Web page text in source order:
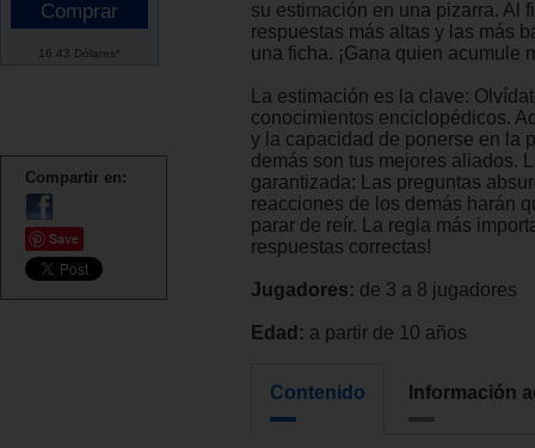
16.43 Dólares*
Compartir en:
Save
su estimación en una pizarra. Al
respuestas más altas y las más
una ficha. ¡Gana quien acumule
La estimación es la clave:
conocimientos enciclopédicos.
y la capacidad de ponerse en la
demás son tus mejores aliados.
garantizada: Las preguntas
reacciones de los demás harán
parar de reír. La regla más
respuestas correctas!
Jugadores: de 3 a 8 jugadores
Edad: a partir de 10 años
Contenido Información